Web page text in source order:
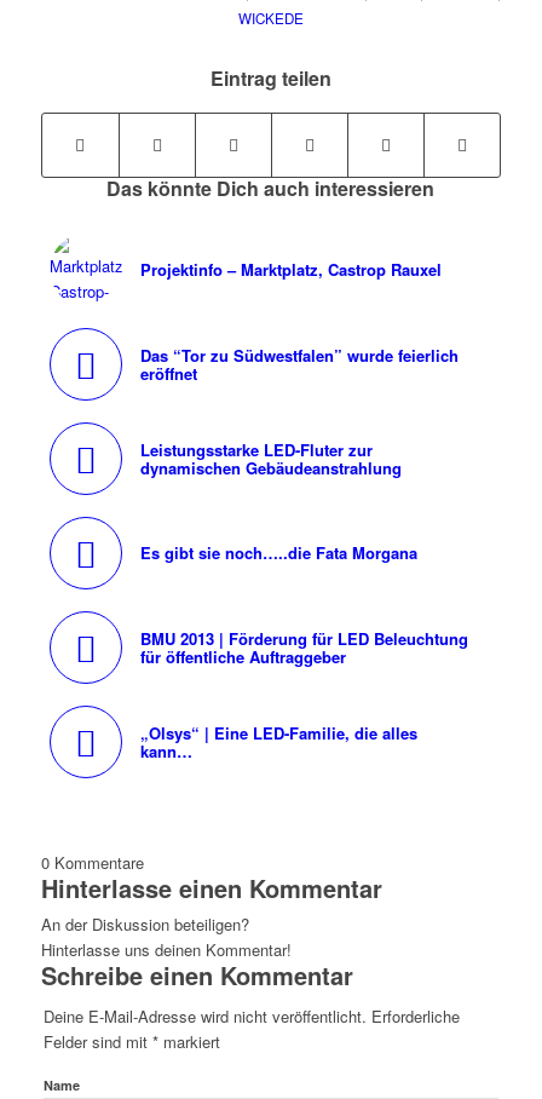
WICKEDE
Eintrag teilen
Das könnte Dich auch interessieren
Projektinfo – Marktplatz, Castrop Rauxel
Das “Tor zu Südwestfalen” wurde feierlich
eröffnet
Leistungsstarke LED-Fluter zur
dynamischen Gebäudeanstrahlung
Es gibt sie noch…..die Fata Morgana
BMU 2013 | Förderung für LED Beleuchtung
für öffentliche Auftraggeber
„Olsys“ | Eine LED-Familie, die alles
kann…
0 Kommentare
Hinterlasse einen Kommentar
An der Diskussion beteiligen?
Hinterlasse uns deinen Kommentar!
Schreibe einen Kommentar
Deine E-Mail-Adresse wird nicht veröffentlicht. Erforderliche
Felder sind mit *markiert
Name